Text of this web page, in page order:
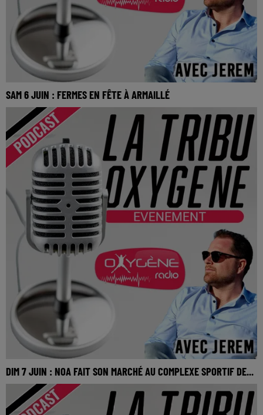
SAM 6 JUIN : FERMES EN FÊTE À ARMAILLÉ
SAM 6 JUIN : Fermes en fête à Armaillé
DIM 7 JUIN : NOA FAIT SON MARCHÉ AU COMPLEXE SPORTIF DE...
DIM 7 JUIN : Noa fait son Marché au complexe sportif de
Saint-Martin-du-Bois